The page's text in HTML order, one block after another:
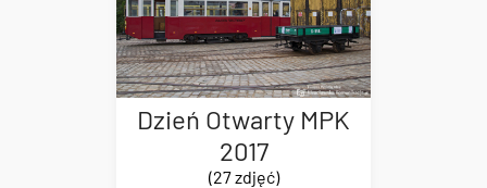
Dzień Otwarty MPK
2017
(27 zdjęć)